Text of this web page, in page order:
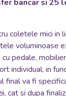
bancar si 25
coletele mici in
voluminoase
pedale,
individual, in
final va fi
cat si dupa